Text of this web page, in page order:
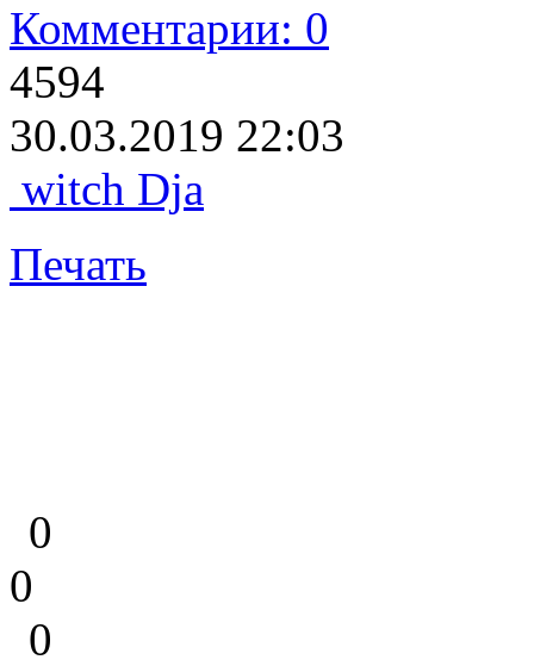
Комментарии: 0
4594
30.03.2019 22:03
witch Dja
Печать
0
0
0